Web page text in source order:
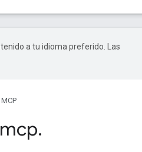
a tu idioma preferido. Las
.